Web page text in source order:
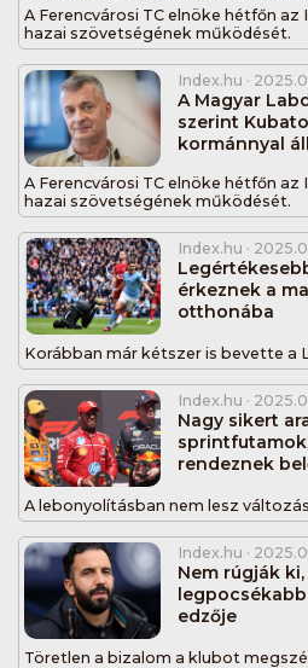
A Ferencvárosi TC elnöke hétfőn
hazai szövetségének működését.
Index.hu ·
A Magyar
szerint
kormánnyal
A Ferencvárosi TC elnöke hétfőn
hazai szövetségének működését.
Index.hu ·
érkeznek a
otthonába
Korábban már kétszer is bevette a
Index.hu ·
Nagy sikert
rendeznek
A lebonyolításban nem lesz
Index.hu ·
Nem rúgják
edzője
Töretlen a bizalom a klubot